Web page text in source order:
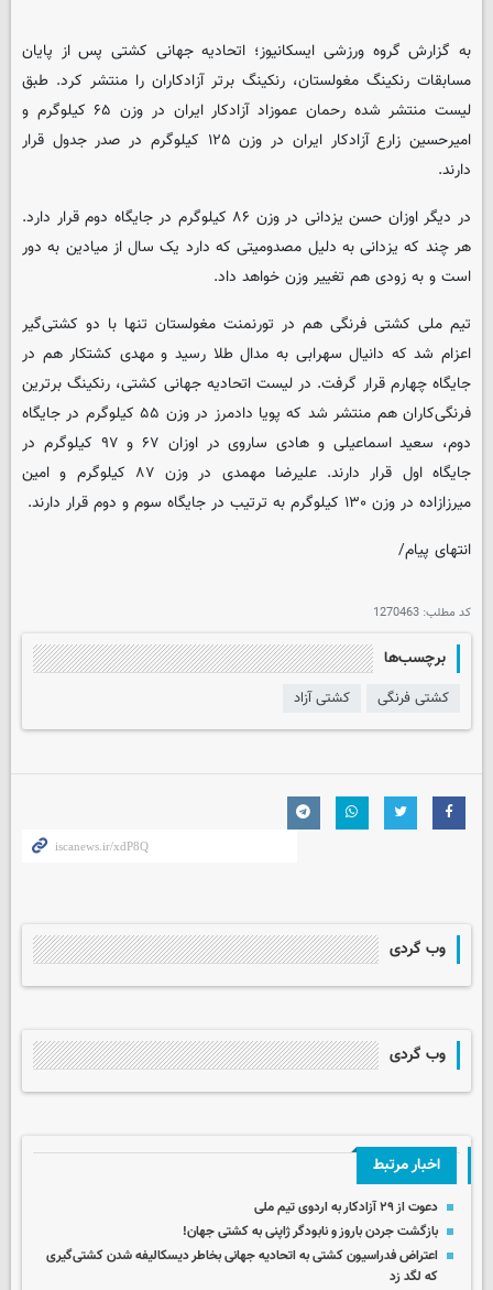
به گزارش گروه ورزشی ایسکانیوز؛ اتحادیه جهانی کشتی پس از پایان
مسابقات رنکینگ مغولستان، رنکینگ برتر آزادکاران را منتشر کرد. طبق
لیست منتشر شده رحمان عموزاد آزادکار ایران در وزن ۶۵ کیلوگرم و
امیرحسین زارع آزادکار ایران در وزن ۱۲۵ کیلوگرم در صدر جدول قرار
دارند.
در دیگر اوزان حسن یزدانی در وزن ۸۶ کیلوگرم در جایگاه دوم قرار دارد.
هر چند که یزدانی به دلیل مصدومیتی که دارد یک سال از میادین به دور
است و به زودی هم تغییر وزن خواهد داد.
تیم ملی کشتی فرنگی هم در تورنمنت مغولستان تنها با دو کشتی‌گیر
اعزام شد که دانیال سهرابی به مدال طلا رسید و مهدی کشتکار هم در
جایگاه چهارم قرار گرفت. در لیست اتحادیه جهانی کشتی، رنکینگ برترین
فرنگی‌کاران هم منتشر شد که پویا دادمرز در وزن ۵۵ کیلوگرم در جایگاه
دوم، سعید اسماعیلی و هادی ساروی در اوزان ۶۷ و ۹۷ کیلوگرم در
جایگاه اول قرار دارند. علیرضا مهمدی در وزن ۸۷ کیلوگرم و امین
میرزازاده در وزن ۱۳۰ کیلوگرم به ترتیب در جایگاه سوم و دوم قرار دارند.
انتهای پیام/
کد مطلب: 1270463
برچسب‌ها
کشتی فرنگی کشتی آزاد
وب گردی
وب گردی
اخبار مرتبط
دعوت از ۲۹ آزادکار به اردوی تیم ملی
بازگشت جردن باروز و نابودگر ژاپنی به کشتی جهان!
اعتراض فدراسیون کشتی به اتحادیه جهانی بخاطر دیسکالیفه شدن کشتی‌گیری
که لگد زد